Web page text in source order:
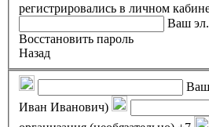
регистрировались в личном
Ваш эл.
Восстановить пароль
Назад
Иван Иванович)